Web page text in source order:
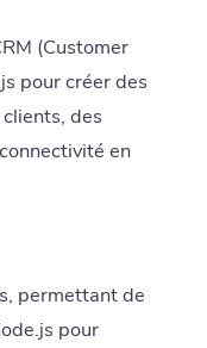
(Customer
pour créer des
des
en
permettant de
pour